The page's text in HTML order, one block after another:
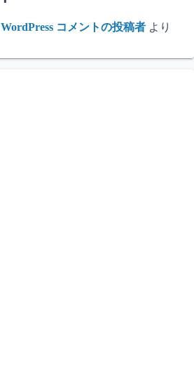
WordPress コメントの投稿者 より